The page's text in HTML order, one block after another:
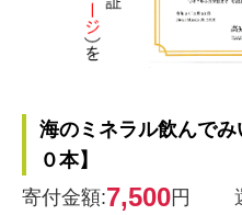
海のミネラル飲んで
０本】
寄付金額:7,500円